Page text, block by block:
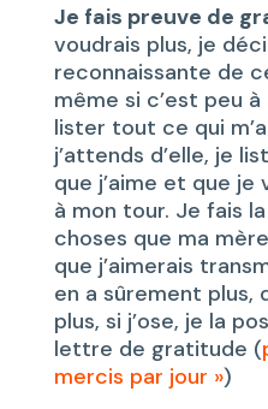
Je fais preuve de
voudrais plus, je
reconnaissante de
même si c’est peu
lister tout ce qui
j’attends d’elle, je
que j’aime et que
à mon tour. Je fais
choses que ma
que j’aimerais
en a sûrement plus,
plus, si j’ose, je la
lettre de gratitude (
mercis par jour »)